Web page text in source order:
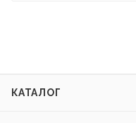
КАТАЛОГ